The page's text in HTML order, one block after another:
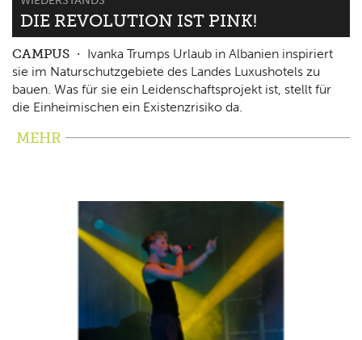
DIE REVOLUTION IST PINK!
CAMPUS
Ivanka Trumps Urlaub in Albanien inspiriert
sie im Naturschutzgebiete des Landes Luxushotels zu
bauen. Was für sie ein Leidenschaftsprojekt ist, stellt für
die Einheimischen ein Existenzrisiko da.
MEHR